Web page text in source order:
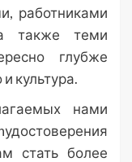
работниками
также теми
глубже
культура.
нами
стать более